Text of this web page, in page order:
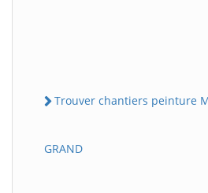
Trouver chantiers peinture
GRAND